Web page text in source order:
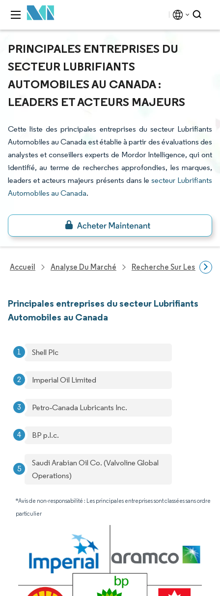
PRINCIPALES ENTREPRISES DU
SECTEUR LUBRIFIANTS
AUTOMOBILES AU CANADA :
LEADERS ET ACTEURS MAJEURS
Cette liste des principales entreprises du secteur Lubrifiants
Automobiles au Canada est établie à partir des évaluations des
analystes et conseillers experts de Mordor Intelligence, qui ont
identifié, au terme de recherches approfondies, les marques,
leaders et acteurs majeurs présents dans le secteur Lubrifiants
Automobiles au Canada.
Accueil Analyse Du Marché Recherche Sur Les
Principales entreprises du secteur Lubrifiants
Automobiles au Canada
Shell Plc
Imperial Oil Limited
Petro‐Canada Lubricants Inc.
BP p.l.c.
Saudi Arabian Oil Co. (Valvoline Global
Operations)
*Avis de non-responsabilité : Les principales entreprises sont classées sans ordre
particulier